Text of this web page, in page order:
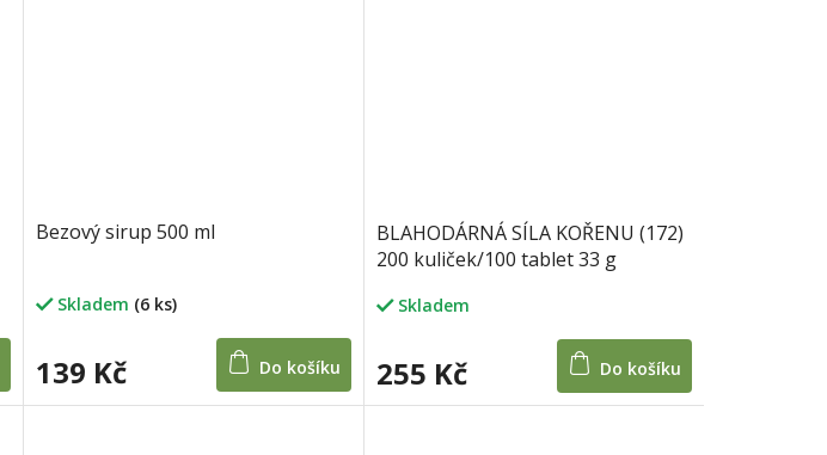
Bezový sirup 500 ml
Skladem (6 ks)
139 Kč Do košíku
BLAHODÁRNÁ SÍLA KOŘENU (172)
200 kuliček/100 tablet 33 g
Skladem
255 Kč Do košíku